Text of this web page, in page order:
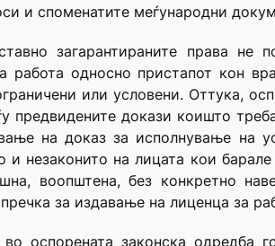
и споменатите меѓународни
загарантираните права
односно пристапот кон
или условени. Оттука,
предвидените докази коишто
на доказ за исполнување на
и незаконито на лицата кои
воопштена, без конкретно
за издавање на лиценца за
оспорената законска